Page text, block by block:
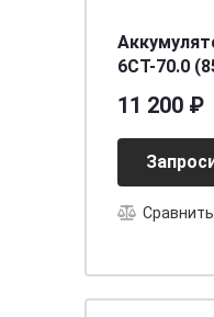
6СТ-70.0
11 200 ₽
Сравнить